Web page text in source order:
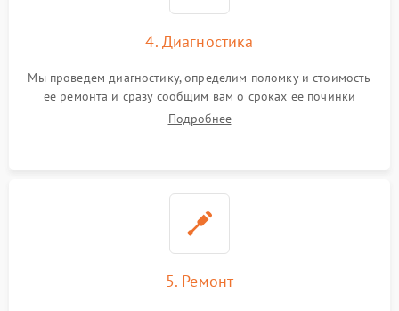
4. Диагностика
Мы проведем диагностику, определим поломку и стоимость
ее ремонта и сразу сообщим вам о сроках ее починки
Подробнее
5. Ремонт